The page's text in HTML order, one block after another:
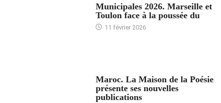
Municipales 2026. Marseille et
Toulon face à la poussée du
11 février 2026
Maroc. La Maison de la Poésie
présente ses nouvelles
publications